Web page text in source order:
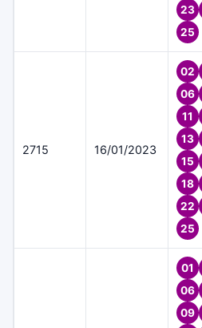
23
25
2715 16/01/2023
02
06
11
13
15
18
22
25
01
06
09